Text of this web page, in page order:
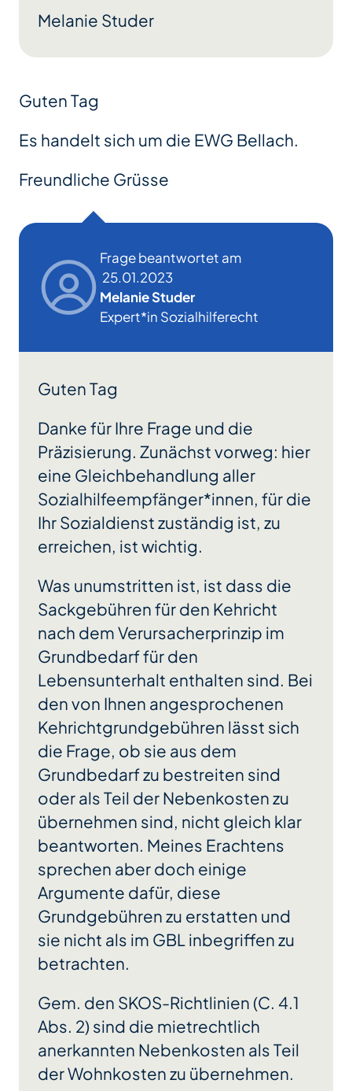
Melanie Studer
Guten Tag
Es handelt sich um die EWG Bellach.
Freundliche Grüsse
Frage beantwortet am
25.01.2023
Melanie Studer
Expert*in Sozialhilferecht
Guten Tag
Danke für Ihre Frage und die
Präzisierung. Zunächst vorweg: hier
eine Gleichbehandlung aller
Sozialhilfeempfänger*innen, für die
Ihr Sozialdienst zuständig ist, zu
erreichen, ist wichtig.
Was unumstritten ist, ist dass die
Sackgebühren für den Kehricht
nach dem Verursacherprinzip im
Grundbedarf für den
Lebensunterhalt enthalten sind. Bei
den von Ihnen angesprochenen
Kehrichtgrundgebühren lässt sich
die Frage, ob sie aus dem
Grundbedarf zu bestreiten sind
oder als Teil der Nebenkosten zu
übernehmen sind, nicht gleich klar
beantworten. Meines Erachtens
sprechen aber doch einige
Argumente dafür, diese
Grundgebühren zu erstatten und
sie nicht als im GBL inbegriffen zu
betrachten.
Gem. den SKOS-Richtlinien (C. 4.1
Abs. 2) sind die mietrechtlich
anerkannten Nebenkosten als Teil
der Wohnkosten zu übernehmen.